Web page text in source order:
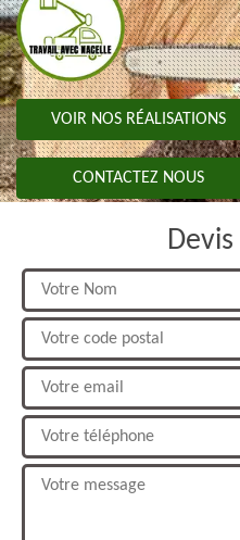
VOIR NOS RÉALISATIONS
CONTACTEZ NOUS